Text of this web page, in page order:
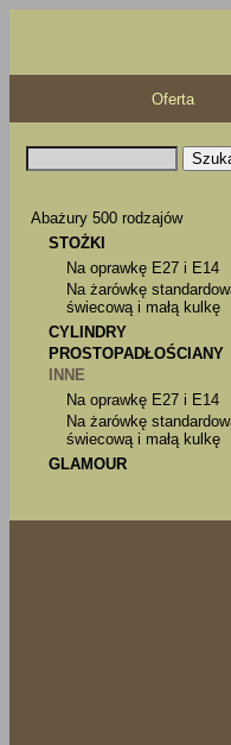
Oferta
Abażury 500 rodzajów
STOŻKI
Na oprawkę E27 i E14
Na żarówkę
świecową i małą kulkę
CYLINDRY
PROSTOPADŁOŚCIANY
INNE
Na oprawkę E27 i E14
Na żarówkę
świecową i małą kulkę
GLAMOUR